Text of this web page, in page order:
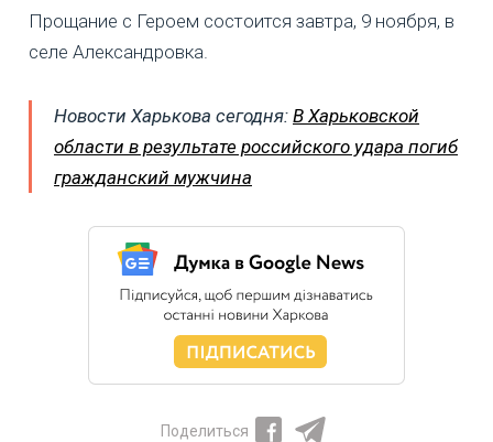
Прощание с Героем состоится завтра, 9 ноября, в
селе Александровка.
Новости Харькова сегодня: В Харьковской
области в результате российского удара погиб
гражданский мужчина
Поделиться